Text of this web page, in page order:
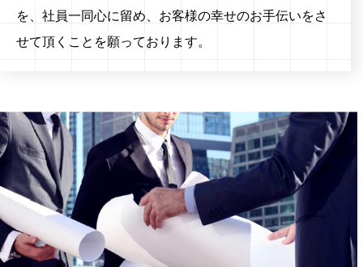
を、社員一同心に留め、お客様の幸せのお手伝いをさ
せて頂くことを願っております。